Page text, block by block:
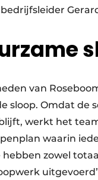
van
sloop. Omdat de
werkt het
waarin
hebben zowel